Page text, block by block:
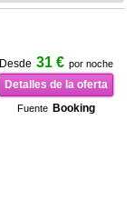
Desde 31 € por noche
Detalles de la oferta
Fuente Booking